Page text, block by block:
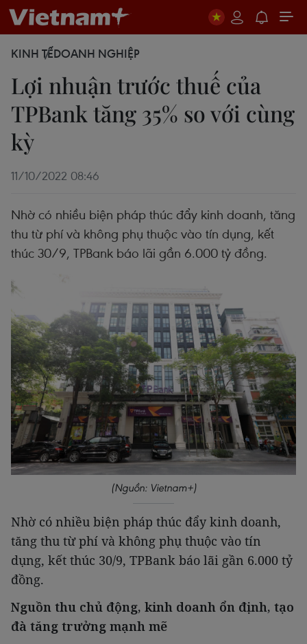
KINH TẾDOANH NGHIỆP
Lợi nhuận trước thuế của
TPBank tăng 35% so với cùng
kỳ
11/10/2022 08:46
Nhờ có nhiều biện pháp thúc đẩy kinh doanh, tăng
thu từ phí và không phụ thuộc vào tín dụng, kết
thúc 30/9, TPBank báo lãi gần 6.000 tỷ đồng.
(Nguồn: Vietnam+)
Nhờ có nhiều biện pháp thúc đẩy kinh doanh,
tăng thu từ phí và không phụ thuộc vào tín
dụng, kết thúc 30/9, TPBank báo lãi gần 6.000 tỷ
đồng.
Nguồn thu chủ động, kinh doanh ổn định, tạo
đà tăng trưởng mạnh mẽ